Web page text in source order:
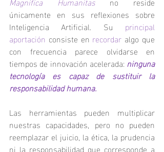
únicamente en sus reflexiones sobre
Inteligencia Artificial. Su principal
aportación consiste en recordar algo que
con frecuencia parece olvidarse en
tiempos de innovación acelerada: ninguna
tecnología es capaz de sustituir la
responsabilidad humana.
Las herramientas pueden multiplicar
nuestras capacidades, pero no pueden
reemplazar el juicio, la ética, la prudencia
ni la responsabilidad que corresponde a